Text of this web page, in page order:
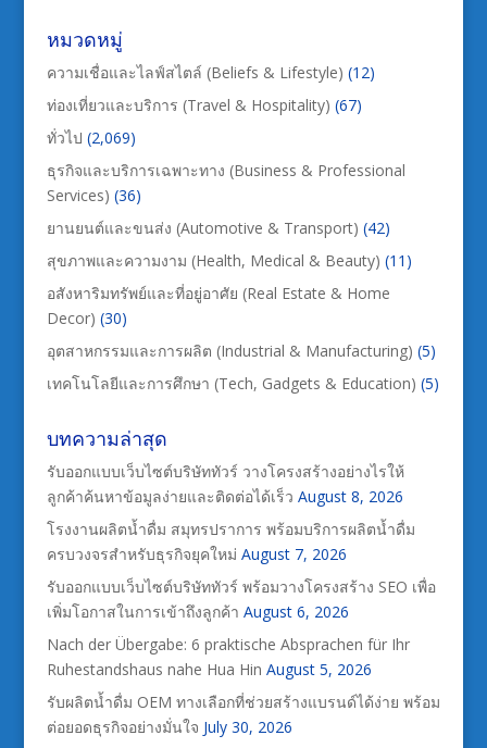
หมวดหมู่
ความเชื่อและไลฟ์สไตล์ (Beliefs & Lifestyle) (12)
ท่องเที่ยวและบริการ (Travel & Hospitality) (67)
ทั่วไป (2,069)
ธุรกิจและบริการเฉพาะทาง (Business & Professional
Services) (36)
ยานยนต์และขนส่ง (Automotive & Transport) (42)
สุขภาพและความงาม (Health, Medical & Beauty) (11)
อสังหาริมทรัพย์และที่อยู่อาศัย (Real Estate & Home
Decor) (30)
อุตสาหกรรมและการผลิต (Industrial & Manufacturing) (5)
เทคโนโลยีและการศึกษา (Tech, Gadgets & Education) (5)
บทความล่าสุด
รับออกแบบเว็บไซต์บริษัททัวร์ วางโครงสร้างอย่างไรให้
ลูกค้าค้นหาข้อมูลง่ายและติดต่อได้เร็ว August 8, 2026
โรงงานผลิตน้ำดื่ม สมุทรปราการ พร้อมบริการผลิตน้ำดื่ม
ครบวงจรสำหรับธุรกิจยุคใหม่ August 7, 2026
รับออกแบบเว็บไซต์บริษัททัวร์ พร้อมวางโครงสร้าง SEO เพื่อ
เพิ่มโอกาสในการเข้าถึงลูกค้า August 6, 2026
Nach der Übergabe: 6 praktische Absprachen für Ihr
Ruhestandshaus nahe Hua Hin August 5, 2026
รับผลิตน้ำดื่ม OEM ทางเลือกที่ช่วยสร้างแบรนด์ได้ง่าย พร้อม
ต่อยอดธุรกิจอย่างมั่นใจ July 30, 2026